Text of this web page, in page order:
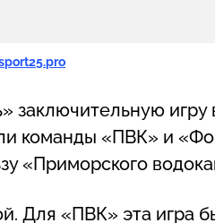
заключительную игру
команды «ПВК» и
«Приморского
Для «ПВК» эта игра